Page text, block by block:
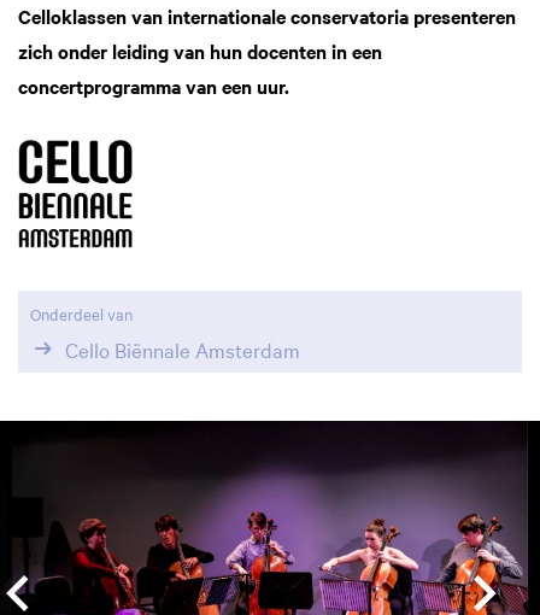
Celloklassen van internationale conservatoria presenteren
zich onder leiding van hun docenten in een
concertprogramma van een uur.
Onderdeel van
Cello Biënnale Amsterdam